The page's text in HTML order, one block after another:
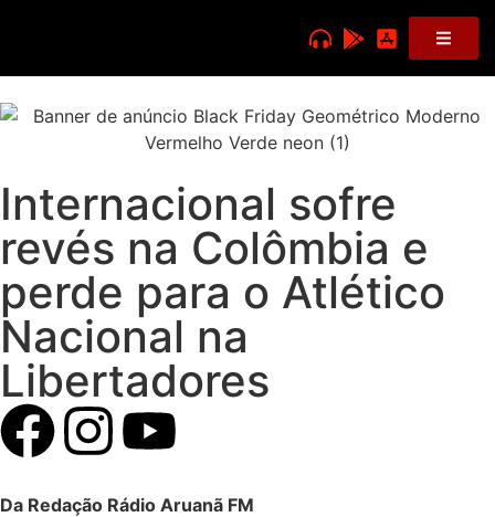
Internacional sofre
revés na Colômbia e
perde para o Atlético
Nacional na
Libertadores
Da Redação Rádio Aruanã FM